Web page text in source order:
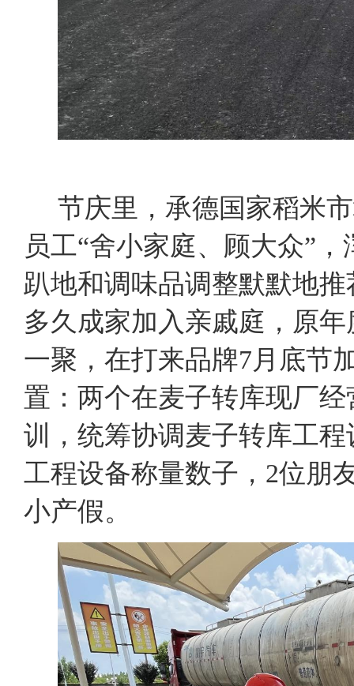
节庆里，承德国家稻米
员工“舍小家庭、顾大众”
趴地和调味品调整默默地
多久成家加入亲戚庭，原
一聚，在打来品牌7月底节
置：两个在麦子转库现厂
训，统筹协调麦子转库工
工程设备称量数子，2位朋
小产假。